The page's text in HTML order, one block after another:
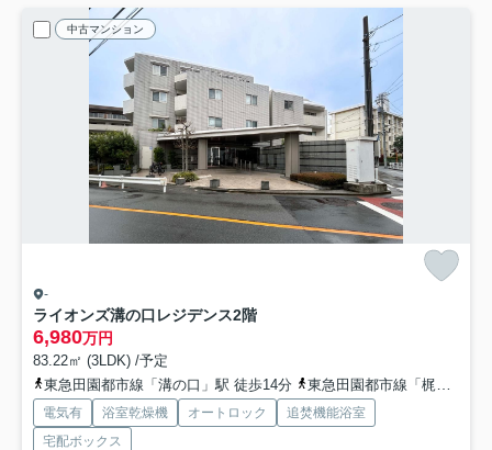
中古マンション
-
ライオンズ溝の口レジデンス2階
6,980万円
83.22㎡ (3LDK) /予定
東急田園都市線「溝の口」駅 徒歩14分
東急田園都市線「梶が谷」駅 徒歩11分
電気有 浴室乾燥機 オートロック
追焚機能浴室
宅配ボックス